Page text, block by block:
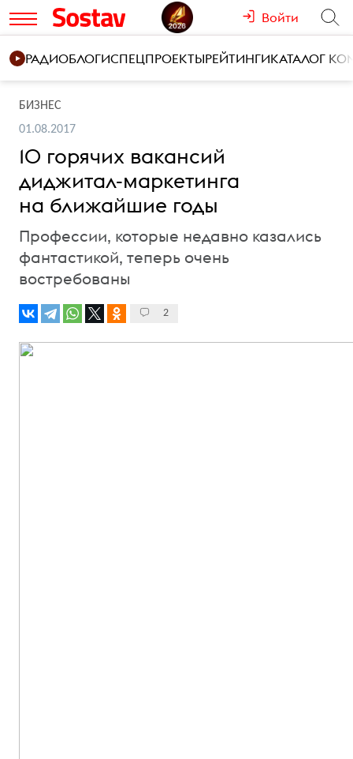
Войти
РАДИОБЛОГИСПЕЦПРОЕКТЫРЕЙТИНГИКАТАЛОГ
БИЗНЕС
01.08.2017
10 горячих вакансий
диджитал-маркетинга
на ближайшие годы
Профессии, которые недавно казались
фантастикой, теперь очень
востребованы
2